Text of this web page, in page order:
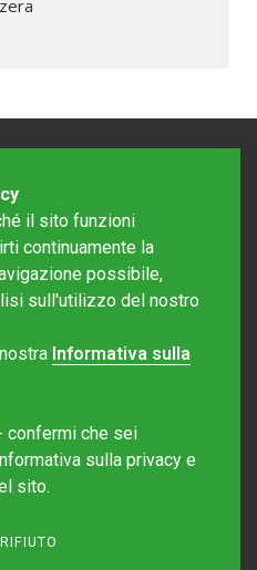
SA
daRedesign
il sito funzioni
continuamente la
possibile,
sull'utilizzo del nostro
Informativa sulla
confermi che sei
sulla privacy e
sito.
RIFIUTO